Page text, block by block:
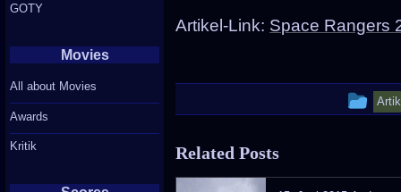
Artikel-Link: Space Rangers
Related Posts
GOTY
Movies
All about Movies
Awards
Kritik